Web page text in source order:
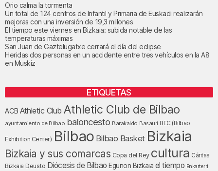
Orio calma la tormenta
Un total de 124 centros de Infantil y Primaria de Euskadi realizarán
mejoras con una inversión de 19,3 millones
El tiempo este viernes en Bizkaia: subida notable de las
temperaturas máximas
San Juan de Gaztelugatxe cerrará el día del eclipse
Heridas dos personas en un accidente entre tres vehículos en la A8
en Muskiz
ETIQUETAS
ACB Athletic Club Athletic Club de Bilbao
ayuntamiento de Bilbao baloncesto Barakaldo Basauri BEC (Bilbao
Exhibition Center) Bilbao Bilbao Basket Bizkaia
Bizkaia y sus comarcas Copa del Rey cultura Cáritas
Bizkaia Deusto Diócesis de Bilbao Egunon Bizkaia el tiempo Enkarterri